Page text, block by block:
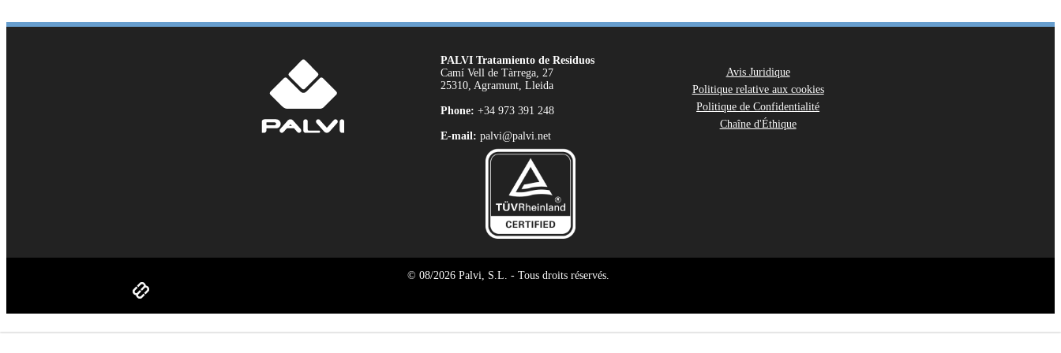
PALVI Tratamiento de Residuos
Camí Vell de Tàrrega, 27
25310, Agramunt, Lleida
Phone: +34 973 391 248
E-mail: palvi@palvi.net
Avis Juridique
Politique relative aux cookies
Politique de Confidentialité
Chaîne d'Éthique
© 08/2026 Palvi, S.L. - Tous droits réservés.